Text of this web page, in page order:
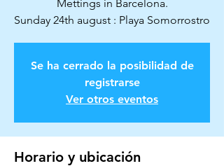
Mettings in Barcelona.
Se ha cerrado la posibilidad de
registrarse
Ver otros eventos
Horario y ubicación